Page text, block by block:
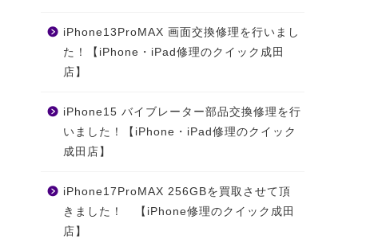
iPhone13ProMAX 画面交換修理を行いまし
た！【iPhone・iPad修理のクイック成田
店】
iPhone15 バイブレーター部品交換修理を行
いました！【iPhone・iPad修理のクイック
成田店】
iPhone17ProMAX 256GBを買取させて頂
きました！ 【iPhone修理のクイック成田
店】